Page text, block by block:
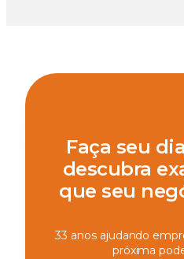
Faça seu
descubra
que seu
33 anos ajudando
próxima